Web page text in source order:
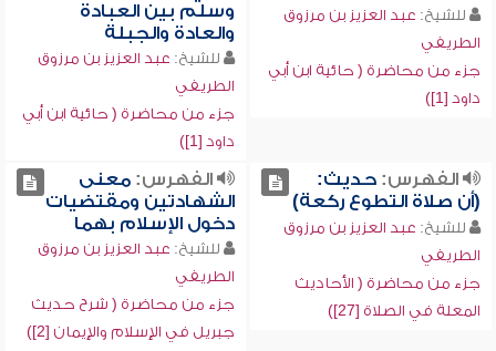
للشيخ: عبد العزيز بن مرزوق
الطريفي
جزء من محاضرة ( حائية ابن أبي
داود [1])
وسلم بين العبادة
والعادة والجبلة
للشيخ: عبد العزيز بن مرزوق
الطريفي
جزء من محاضرة ( حائية ابن أبي
داود [1])
الفهرس:حديث:
(أن صلاة التطوع ركعة)
للشيخ: عبد العزيز بن مرزوق
الطريفي
جزء من محاضرة ( الأحاديث
المعلة في الصلاة [27])
الفهرس:معنى
الشهادتين ومقتضيات
دخول الإسلام بهما
للشيخ: عبد العزيز بن مرزوق
الطريفي
جزء من محاضرة ( شرح حديث
جبريل في الإسلام والإيمان [2])